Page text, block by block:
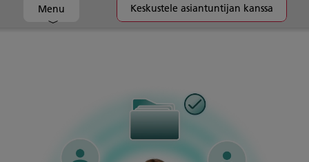
Menu Keskustele asiantuntijan kanssa